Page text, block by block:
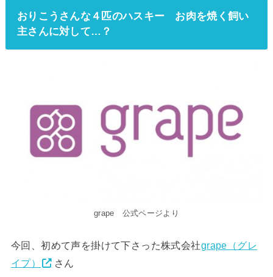
おりこうさんな４匹のハスキー お肉を焼く飼い
主さんに対して…？
grape 公式ページより
今回、初めて声を掛けて下さった株式会社grape（グレ
イプ）
さん